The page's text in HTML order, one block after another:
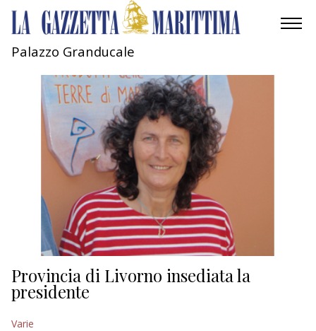
MOBILITÀ
INDUSTRIA
ECONOMIA
TURISMO
CULTURA
NAUTICA
Palazzo Granducale
Provincia di Livorno insediata la
presidente
Varie